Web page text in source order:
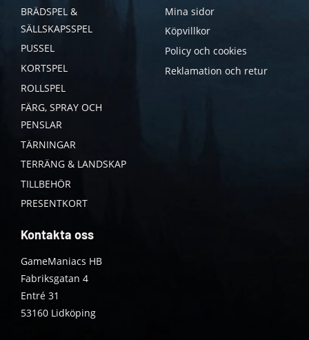
BRÄDSPEL &
SÄLLSKAPSSPEL
PUSSEL
KORTSPEL
ROLLSPEL
FÄRG, SPRAY OCH
PENSLAR
TÄRNINGAR
TERRÄNG & LANDSKAP
TILLBEHÖR
PRESENTKORT
Mina sidor
Köpvillkor
Policy och cookies
Reklamation och retur
Kontakta oss
GameManiacs HB
Fabriksgatan 4
Entré 31
53160 Lidköping